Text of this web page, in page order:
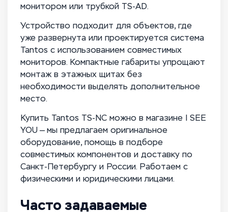
монитором или трубкой TS-AD.
Устройство подходит для объектов, где
уже развернута или проектируется система
Tantos с использованием совместимых
мониторов. Компактные габариты упрощают
монтаж в этажных щитах без
необходимости выделять дополнительное
место.
Купить Tantos TS-NC можно в магазине I SEE
YOU — мы предлагаем оригинальное
оборудование, помощь в подборе
совместимых компонентов и доставку по
Санкт-Петербургу и России. Работаем с
физическими и юридическими лицами.
Часто задаваемые